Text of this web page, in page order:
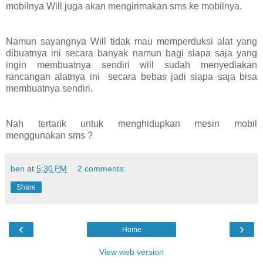
mobilnya Will juga akan mengirimakan sms ke mobilnya.
Namun sayangnya Will tidak mau memperduksi alat yang
dibuatnya ini secara banyak namun bagi siapa saja yang
ingin membuatnya sendiri will sudah menyediakan
rancangan alatnya ini secara bebas jadi siapa saja bisa
membuatnya sendiri.
Nah tertarik untuk menghidupkan mesin mobil
menggunakan sms ?
ben at 5:30 PM 2 comments:
Share
‹ ›
Home
View web version